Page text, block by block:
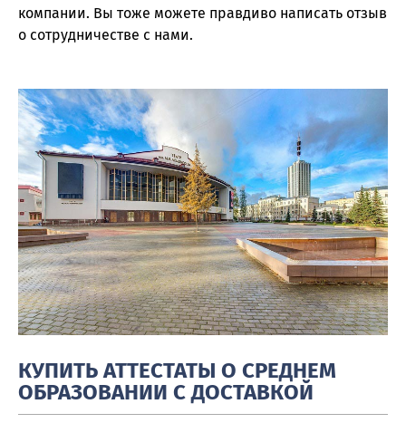
компании. Вы тоже можете правдиво написать отзыв
о сотрудничестве с нами.
КУПИТЬ АТТЕСТАТЫ О СРЕДНЕМ
ОБРАЗОВАНИИ С ДОСТАВКОЙ